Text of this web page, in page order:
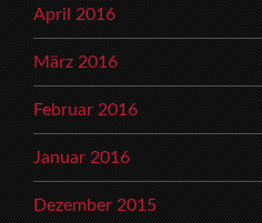
April 2016
März 2016
Februar 2016
Januar 2016
Dezember 2015